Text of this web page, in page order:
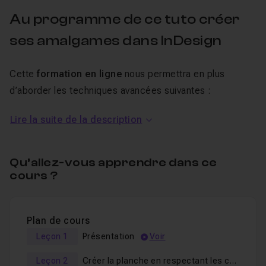
Au programme de ce tuto créer
ses amalgames dans InDesign
Cette formation en ligne nous permettra en plus
d’aborder les techniques avancées suivantes :
importer des fichiers avec fonds perdus,
personnaliser les styles de contours,
Tous les fichiers utilisés lors de cette formation sont
disponibles dans les sources, y compris les versions
compatiblesdepuis la CS4 d’InDesign
Lire la suite de la description
Qu’allez-vous apprendre dans ce
cours ?
Plan de cours
Leçon 1 Présentation Voir
Leçon 2 Créer la planche en respectant les contraintes de format d'impression